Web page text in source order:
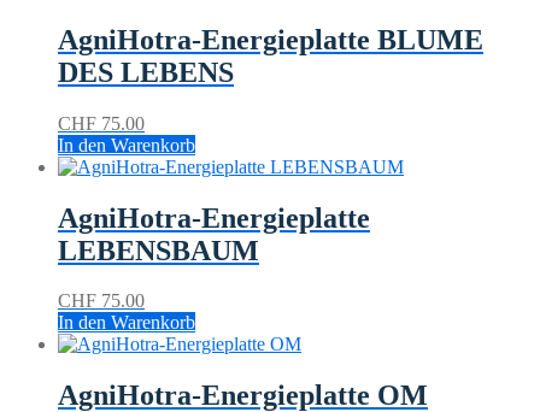
AgniHotra-Energieplatte BLUME
DES LEBENS
CHF 75.00
In den Warenkorb
AgniHotra-Energieplatte
LEBENSBAUM
CHF 75.00
In den Warenkorb
AgniHotra-Energieplatte OM